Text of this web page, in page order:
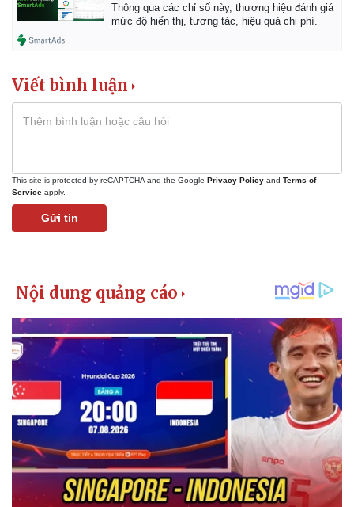
Thông qua các chỉ số này, thương hiệu đánh giá
mức độ hiển thị, tương tác, hiệu quả chi phí.
Viết bình luận
This site is protected by reCAPTCHA and the Google Privacy Policy and Terms of
Service apply.
Gửi tin